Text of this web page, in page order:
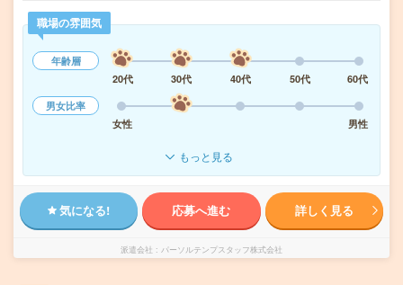
職場の雰囲気
年齢層
20代
30代 40代 50代
60代
男女比率
女性
男性
もっと見る
気になる! 応募へ進む 詳しく見る
派遣会社 パーソルテンプスタッフ株式会社